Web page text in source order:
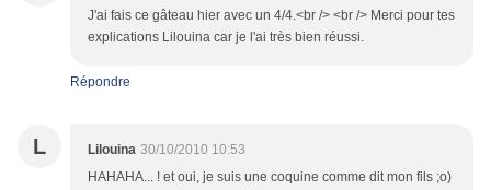
J'ai fais ce gâteau hier avec un 4/4.<br /> <br /> Merci pour tes
explications Lilouina car je l'ai très bien réussi.
Répondre
L Lilouina 30/10/2010 10:53
HAHAHA... ! et oui, je suis une coquine comme dit mon fils ;o)